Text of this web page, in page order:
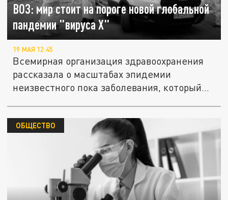
ВОЗ: мир стоит на пороге новой глобальной
пандемии "вируса Х"
19 МАЯ 12:45
Всемирная организация здравоохранения
рассказала о масштабах эпидемии
неизвестного пока заболевания, который...
ОБЩЕСТВО